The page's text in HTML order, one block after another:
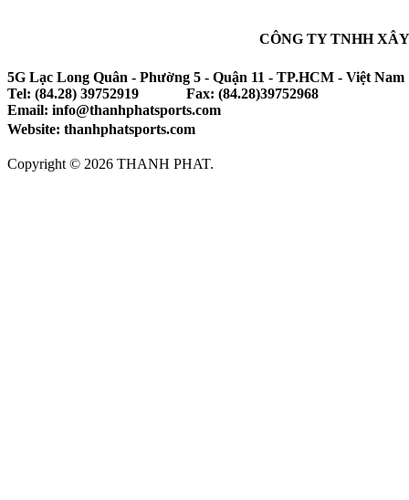
CÔNG TY TNHH
5G Lạc Long Quân - Phường 5 - Quận 11 - TP.HCM - Việt Nam
Tel: (84.28) 39752919 Fax: (84.28)39752968
Email: info@thanhphatsports.com
Website: thanhphatsports.com
Copyright © 2026 THANH PHAT.